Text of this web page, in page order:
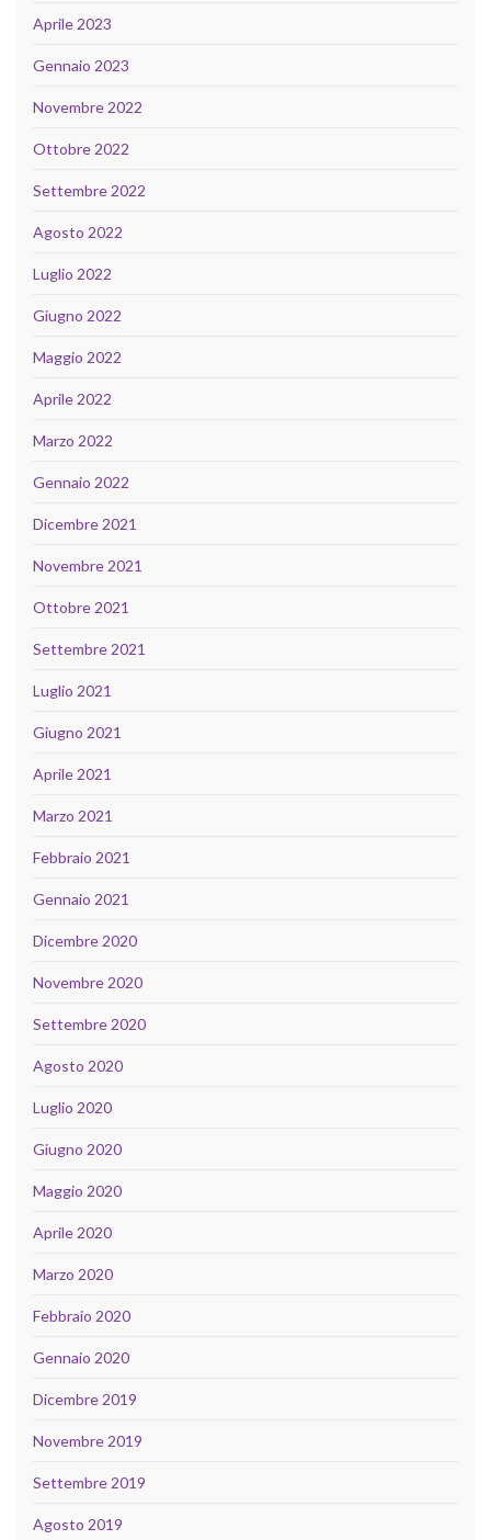
Aprile 2023
Gennaio 2023
Novembre 2022
Ottobre 2022
Settembre 2022
Agosto 2022
Luglio 2022
Giugno 2022
Maggio 2022
Aprile 2022
Marzo 2022
Gennaio 2022
Dicembre 2021
Novembre 2021
Ottobre 2021
Settembre 2021
Luglio 2021
Giugno 2021
Aprile 2021
Marzo 2021
Febbraio 2021
Gennaio 2021
Dicembre 2020
Novembre 2020
Settembre 2020
Agosto 2020
Luglio 2020
Giugno 2020
Maggio 2020
Aprile 2020
Marzo 2020
Febbraio 2020
Gennaio 2020
Dicembre 2019
Novembre 2019
Settembre 2019
Agosto 2019